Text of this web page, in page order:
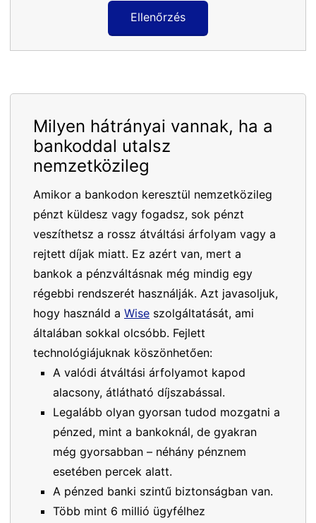
Ellenőrzés
Milyen hátrányai vannak, ha a
bankoddal utalsz
nemzetközileg
Amikor a bankodon keresztül nemzetközileg
pénzt küldesz vagy fogadsz, sok pénzt
veszíthetsz a rossz átváltási árfolyam vagy a
rejtett díjak miatt. Ez azért van, mert a
bankok a pénzváltásnak még mindig egy
régebbi rendszerét használják. Azt javasoljuk,
hogy használd a Wise szolgáltatását, ami
általában sokkal olcsóbb. Fejlett
technológiájuknak köszönhetően:
A valódi átváltási árfolyamot kapod
alacsony, átlátható díjszabással.
Legalább olyan gyorsan tudod mozgatni a
pénzed, mint a bankoknál, de gyakran
még gyorsabban – néhány pénznem
esetében percek alatt.
A pénzed banki szintű biztonságban van.
Több mint 6 millió ügyfélhez